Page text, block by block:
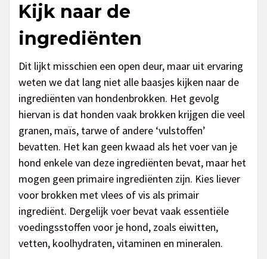
Kijk naar de
ingrediënten
Dit lijkt misschien een open deur, maar uit ervaring
weten we dat lang niet alle baasjes kijken naar de
ingrediënten van hondenbrokken. Het gevolg
hiervan is dat honden vaak brokken krijgen die veel
granen, maïs, tarwe of andere ‘vulstoffen’
bevatten. Het kan geen kwaad als het voer van je
hond enkele van deze ingrediënten bevat, maar het
mogen geen primaire ingrediënten zijn. Kies liever
voor brokken met vlees of vis als primair
ingrediënt. Dergelijk voer bevat vaak essentiële
voedingsstoffen voor je hond, zoals eiwitten,
vetten, koolhydraten, vitaminen en mineralen.